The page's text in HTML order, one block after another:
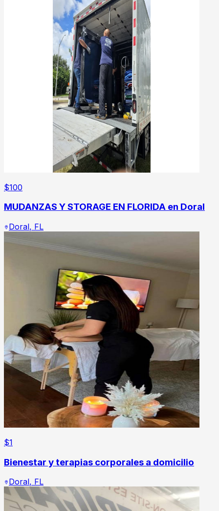
$100
MUDANZAS Y STORAGE EN FLORIDA en Doral
Doral, FL
$1
Bienestar y terapias corporales a domicilio
Doral, FL